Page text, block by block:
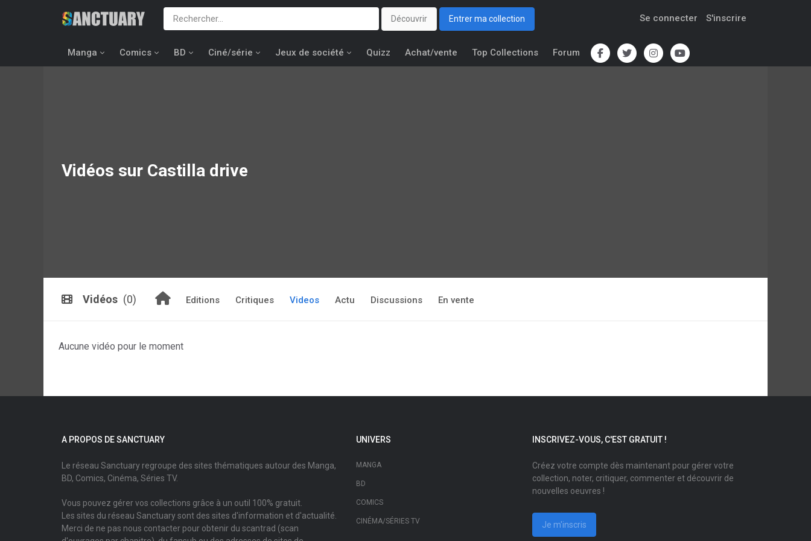
Découvrir Entrer ma collection Se connecter S'inscrire
Manga Comics BD Ciné/série Jeux de société Quizz Achat/vente Top Collections Forum
Vidéos sur Castilla drive
Vidéos (0) Editions Critiques Videos Actu Discussions En vente
Aucune vidéo pour le moment
A PROPOS DE SANCTUARY
Le réseau Sanctuary regroupe des sites thématiques autour des Manga,
BD, Comics, Cinéma, Séries TV.
Vous pouvez gérer vos collections grâce à un outil 100% gratuit.
Les sites du réseau Sanctuary sont des sites d'information et d'actualité.
Merci de ne pas nous contacter pour obtenir du scantrad (scan
UNIVERS
MANGA
BD
COMICS
CINÉMA/SÉRIES TV
INSCRIVEZ-VOUS, C'EST GRATUIT !
Créez votre compte dès maintenant pour gérer votre
collection, noter, critiquer, commenter et découvrir de
nouvelles oeuvres !
Je m'inscris